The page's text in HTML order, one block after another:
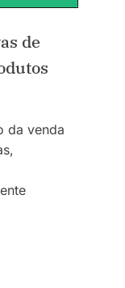
de
da venda